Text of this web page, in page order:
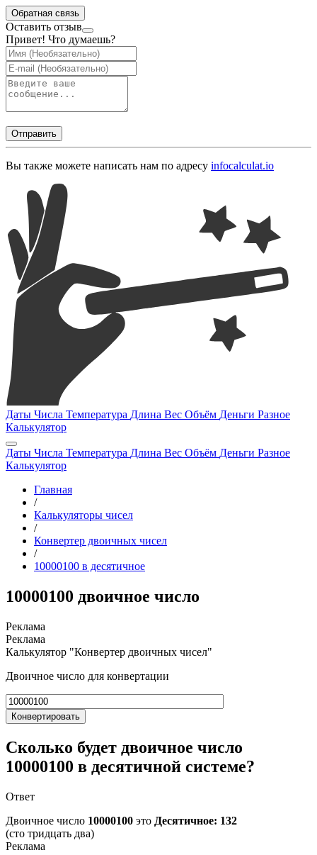
Обратная связь
Оставить отзыв
Привет! Что думаешь?
Отправить
Вы также можете написать нам по адресу infocalculat.io
Даты Числа Температура Длина Вес Объём Деньги Разное
Калькулятор
Даты Числа Температура Длина Вес Объём Деньги Разное
Калькулятор
Главная
/
Калькуляторы чисел
/
Конвертер двоичных чисел
/
10000100 в десятичное
10000100 двоичное число
Калькулятор "Конвертер двоичных чисел"
Двоичное число для конвертации
Конвертировать
Сколько будет двоичное число
10000100 в десятичной системе?
Ответ
Двоичное число 10000100 это Десятичное: 132
(сто тридцать два)